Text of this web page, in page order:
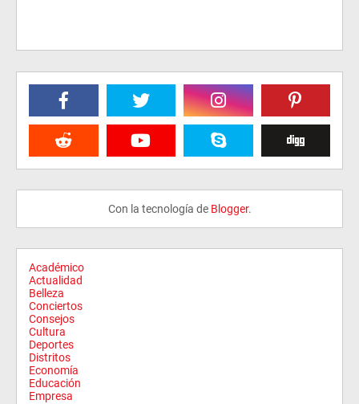
Con la tecnología de Blogger.
Académico
Actualidad
Belleza
Conciertos
Consejos
Cultura
Deportes
Distritos
Economía
Educación
Empresa